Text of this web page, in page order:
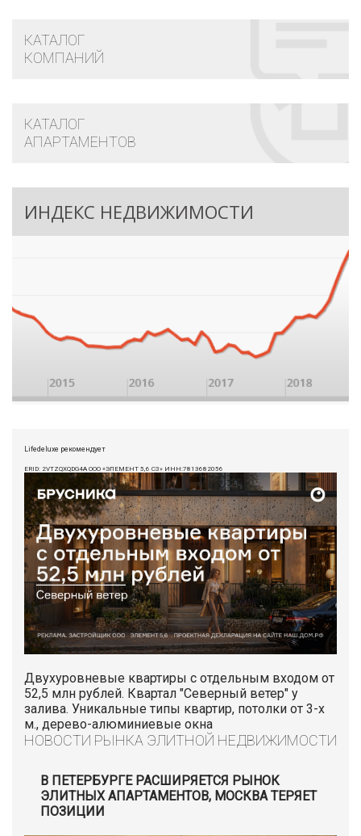
КАТАЛОГ
КОМПАНИЙ
КАТАЛОГ
АПАРТАМЕНТОВ
ИНДЕКС НЕДВИЖИМОСТИ
Lifedeluxe рекомендует
ERID: 2VTZQXQDG4A ООО «ЭЛЕМЕНТ 5,6 СЗ» ИНН:7813682056
Двухуровневые квартиры с отдельным входом от
52,5 млн рублей. Квартал "Северный ветер" у
залива. Уникальные типы квартир, потолки от 3-х
м., дерево-алюминиевые окна
НОВОСТИ РЫНКА ЭЛИТНОЙ НЕДВИЖИМОСТИ
В ПЕТЕРБУРГЕ РАСШИРЯЕТСЯ РЫНОК
ЭЛИТНЫХ АПАРТАМЕНТОВ, МОСКВА ТЕРЯЕТ
ПОЗИЦИИ